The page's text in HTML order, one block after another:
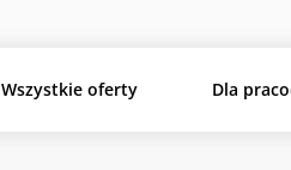
Wszystkie oferty Dla